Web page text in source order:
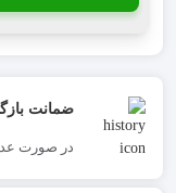
ضمانت
در صورت